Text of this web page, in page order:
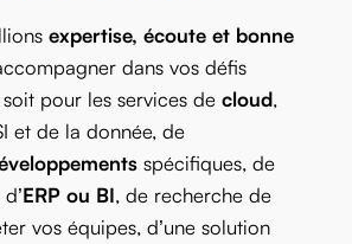
expertise, écoute et bonne
dans vos défis
pour les services de cloud,
et de la donnée, de
spécifiques, de
ERP ou BI, de recherche de
vos équipes, d’une solution